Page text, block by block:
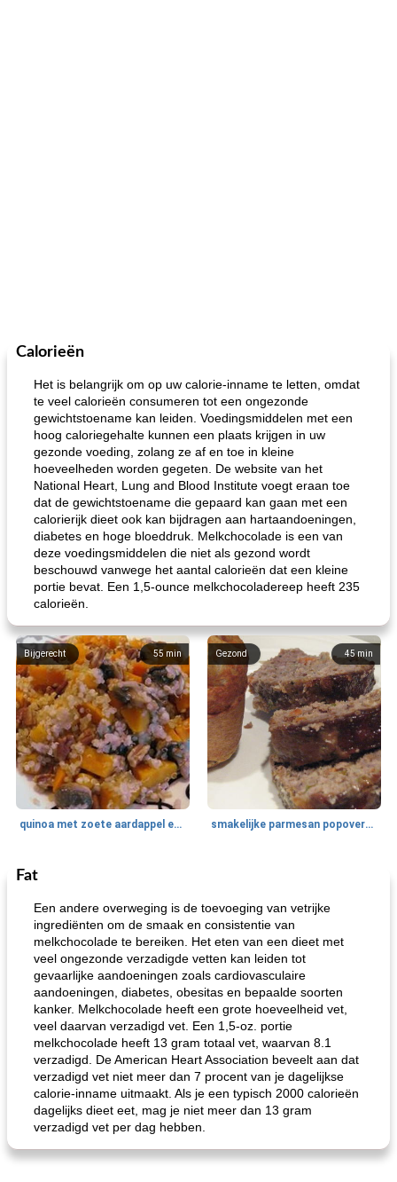
Calorieën
Het is belangrijk om op uw calorie-inname te letten, omdat
te veel calorieën consumeren tot een ongezonde
gewichtstoename kan leiden. Voedingsmiddelen met een
hoog caloriegehalte kunnen een plaats krijgen in uw
gezonde voeding, zolang ze af en toe in kleine
hoeveelheden worden gegeten. De website van het
National Heart, Lung and Blood Institute voegt eraan toe
dat de gewichtstoename die gepaard kan gaan met een
calorierijk dieet ook kan bijdragen aan hartaandoeningen,
diabetes en hoge bloeddruk. Melkchocolade is een van
deze voedingsmiddelen die niet als gezond wordt
beschouwd vanwege het aantal calorieën dat een kleine
portie bevat. Een 1,5-ounce melkchocoladereep heeft 235
calorieën.
55 min
Bijgerecht
quinoa met zoete aardappel en champignons
45min
Gezond
smakelijke parmesan popovers (gezonder!)
One Dish Meal
gemakkelijke rijst en hamburger een gerecht diner
Fat
Een andere overweging is de toevoeging van vetrijke
ingrediënten om de smaak en consistentie van
melkchocolade te bereiken. Het eten van een dieet met
veel ongezonde verzadigde vetten kan leiden tot
gevaarlijke aandoeningen zoals cardiovasculaire
aandoeningen, diabetes, obesitas en bepaalde soorten
kanker. Melkchocolade heeft een grote hoeveelheid vet,
veel daarvan verzadigd vet. Een 1,5-oz. portie
melkchocolade heeft 13 gram totaal vet, waarvan 8.1
verzadigd. De American Heart Association beveelt aan dat
verzadigd vet niet meer dan 7 procent van je dagelijkse
calorie-inname uitmaakt. Als je een typisch 2000 calorieën
dagelijks dieet eet, mag je niet meer dan 13 gram
verzadigd vet per dag hebben.